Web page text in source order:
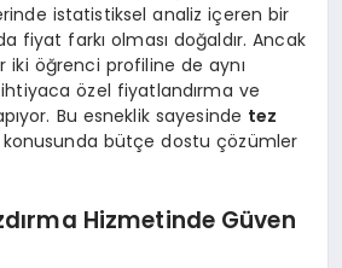
istatistiksel analiz içeren bir
fiyat farkı olması doğaldır. Ancak
iki öğrenci profiline de aynı
özel fiyatlandırma ve
Bu esneklik sayesinde tez
konusunda bütçe dostu çözümler
Hizmetinde Güven